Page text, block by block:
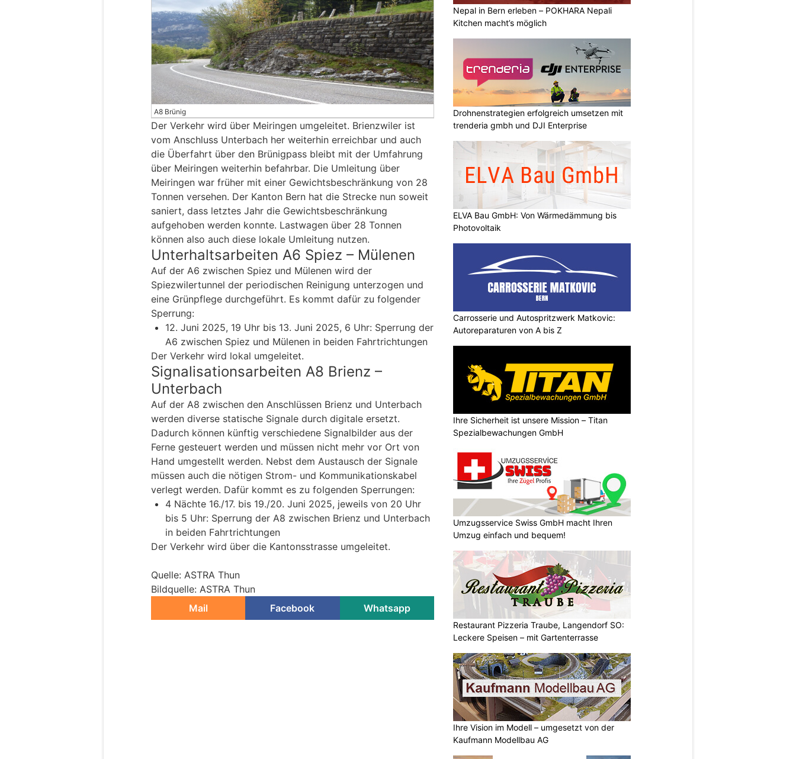
A8 Brünig
Der Verkehr wird über Meiringen umgeleitet. Brienzwiler ist
vom Anschluss Unterbach her weiterhin erreichbar und auch
die Überfahrt über den Brünigpass bleibt mit der Umfahrung
über Meiringen weiterhin befahrbar. Die Umleitung über
Meiringen war früher mit einer Gewichtsbeschränkung von 28
Tonnen versehen. Der Kanton Bern hat die Strecke nun soweit
saniert, dass letztes Jahr die Gewichtsbeschränkung
aufgehoben werden konnte. Lastwagen über 28 Tonnen
können also auch diese lokale Umleitung nutzen.
Unterhaltsarbeiten A6 Spiez – Mülenen
Auf der A6 zwischen Spiez und Mülenen wird der
Spiezwilertunnel der periodischen Reinigung unterzogen und
eine Grünpflege durchgeführt. Es kommt dafür zu folgender
Sperrung:
12. Juni 2025, 19 Uhr bis 13. Juni 2025, 6 Uhr: Sperrung der
A6 zwischen Spiez und Mülenen in beiden Fahrtrichtungen
Der Verkehr wird lokal umgeleitet.
Signalisationsarbeiten A8 Brienz –
Unterbach
Auf der A8 zwischen den Anschlüssen Brienz und Unterbach
werden diverse statische Signale durch digitale ersetzt.
Dadurch können künftig verschiedene Signalbilder aus der
Ferne gesteuert werden und müssen nicht mehr vor Ort von
Hand umgestellt werden. Nebst dem Austausch der Signale
müssen auch die nötigen Strom- und Kommunikationskabel
verlegt werden. Dafür kommt es zu folgenden Sperrungen:
4 Nächte 16./17. bis 19./20. Juni 2025, jeweils von 20 Uhr
bis 5 Uhr: Sperrung der A8 zwischen Brienz und Unterbach
in beiden Fahrtrichtungen
Der Verkehr wird über die Kantonsstrasse umgeleitet.
Quelle: ASTRA Thun
Bildquelle: ASTRA Thun
Mail
Facebook Whatsapp
Nepal in Bern erleben – POKHARA Nepali
Kitchen macht’s möglich
Drohnenstrategien erfolgreich umsetzen mit
trenderia gmbh und DJI Enterprise
ELVA Bau GmbH: Von Wärmedämmung bis
Photovoltaik
Carrosserie und Autospritzwerk Matkovic:
Autoreparaturen von A bis Z
Ihre Sicherheit ist unsere Mission – Titan
Spezialbewachungen GmbH
Umzugsservice Swiss GmbH macht Ihren
Umzug einfach und bequem!
Restaurant Pizzeria Traube, Langendorf SO:
Leckere Speisen – mit Gartenterrasse
Ihre Vision im Modell – umgesetzt von der
Kaufmann Modellbau AG